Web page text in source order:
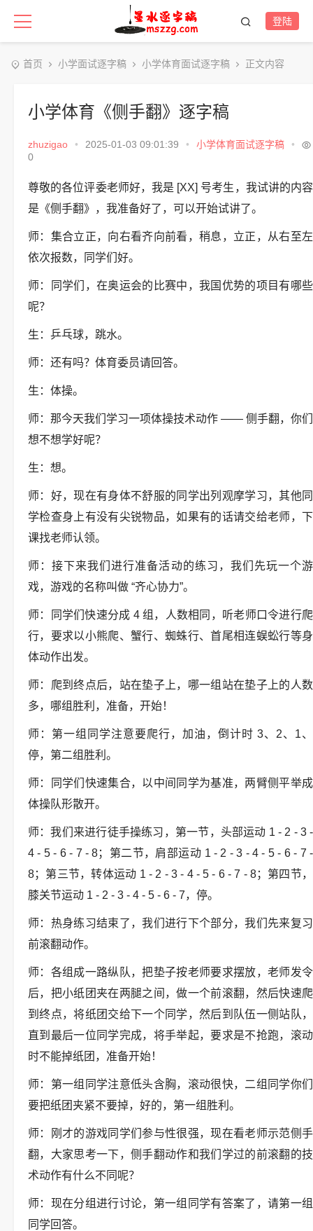
登陆
首页 小学面试逐字稿 小学体育面试逐字稿 正文内容
小学体育《侧手翻》逐字稿
zhuzigao • 2025-01-03 09:01:39 • 小学体育面试逐字稿
•
0
尊敬的各位评委老师好，我是 [XX] 号考生，我试讲的内容
是《侧手翻》，我准备好了，可以开始试讲了。
师：集合立正，向右看齐向前看，稍息，立正，从右至左
依次报数，同学们好。
师：同学们，在奥运会的比赛中，我国优势的项目有哪些
呢？
生：乒乓球，跳水。
师：还有吗？体育委员请回答。
生：体操。
师：那今天我们学习一项体操技术动作 —— 侧手翻，你们
想不想学好呢？
生：想。
师：好，现在有身体不舒服的同学出列观摩学习，其他同
学检查身上有没有尖锐物品，如果有的话请交给老师，下
课找老师认领。
师：接下来我们进行准备活动的练习，我们先玩一个游
戏，游戏的名称叫做 “齐心协力”。
师：同学们快速分成 4 组，人数相同，听老师口令进行爬
行，要求以小熊爬、蟹行、蜘蛛行、首尾相连蜈蚣行等身
体动作出发。
师：爬到终点后，站在垫子上，哪一组站在垫子上的人数
多，哪组胜利，准备，开始！
师：第一组同学注意要爬行，加油，倒计时 3、2、1、
停，第二组胜利。
师：同学们快速集合，以中间同学为基准，两臂侧平举成
体操队形散开。
师：我们来进行徒手操练习，第一节，头部运动 1 - 2 - 3 -
4 - 5 - 6 - 7 - 8；第二节，肩部运动 1 - 2 - 3 - 4 - 5 - 6 - 7 -
8；第三节，转体运动 1 - 2 - 3 - 4 - 5 - 6 - 7 - 8；第四节，
膝关节运动 1 - 2 - 3 - 4 - 5 - 6 - 7，停。
师：热身练习结束了，我们进行下个部分，我们先来复习
前滚翻动作。
师：各组成一路纵队，把垫子按老师要求摆放，老师发令
后，把小纸团夹在两腿之间，做一个前滚翻，然后快速爬
到终点，将纸团交给下一个同学，然后到队伍一侧站队，
直到最后一位同学完成，将手举起，要求是不抢跑，滚动
时不能掉纸团，准备开始！
师：第一组同学注意低头含胸，滚动很快，二组同学你们
要把纸团夹紧不要掉，好的，第一组胜利。
师：刚才的游戏同学们参与性很强，现在看老师示范侧手
翻，大家思考一下，侧手翻动作和我们学过的前滚翻的技
术动作有什么不同呢？
师：现在分组进行讨论，第一组同学有答案了，请第一组
同学回答。